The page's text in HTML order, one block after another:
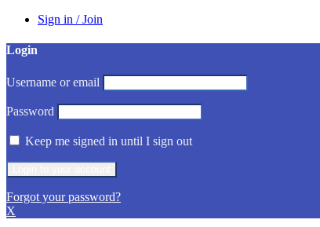
Sign in / Join
Login
Username or email
Password
Keep me signed in until I sign out
Forgot your password?
X